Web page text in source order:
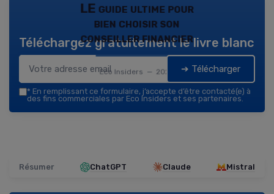
LE guide ultime pour
bien choisir son
conseiller financier
Eco Insiders — 2026
Téléchargez gratuitement le livre blanc
➔ Télécharger
* En remplissant ce formulaire, j’accepte d’être contacté(e) à
des fins commerciales par Eco Insiders et ses partenaires.
Résumer ChatGPT Claude Mistral